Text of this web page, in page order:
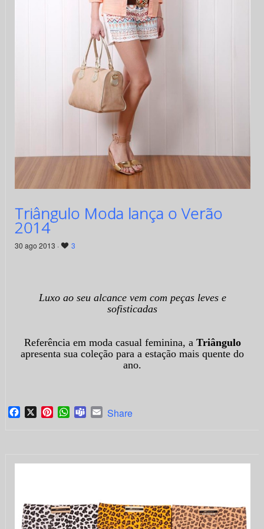
Triângulo Moda lança o Verão
2014
30 ago 2013 · 3
Luxo ao seu alcance vem com peças leves e
sofisticadas
Referência em moda casual feminina, a Triângulo
apresenta sua coleção para a estação mais quente do
ano.
Facebook
X PinterestWhatsApp
TeamsEmail
Share